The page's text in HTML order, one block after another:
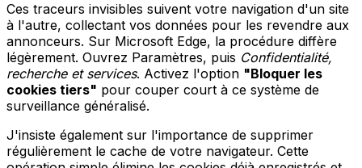
Ces traceurs invisibles suivent votre navigation d'un site
à l'autre, collectant vos données pour les revendre aux
annonceurs. Sur Microsoft Edge, la procédure diffère
légèrement. Ouvrez Paramètres, puis Confidentialité,
recherche et services. Activez l'option "Bloquer les
cookies tiers" pour couper court à ce système de
surveillance généralisé.
J'insiste également sur l'importance de supprimer
régulièrement le cache de votre navigateur. Cette